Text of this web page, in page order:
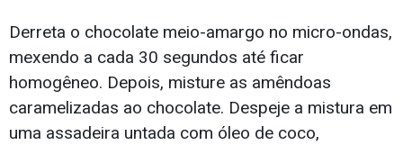
Derreta o chocolate meio-amargo no micro-ondas,
mexendo a cada 30 segundos até ficar
homogêneo. Depois, misture as amêndoas
caramelizadas ao chocolate. Despeje a mistura em
uma assadeira untada com óleo de coco,